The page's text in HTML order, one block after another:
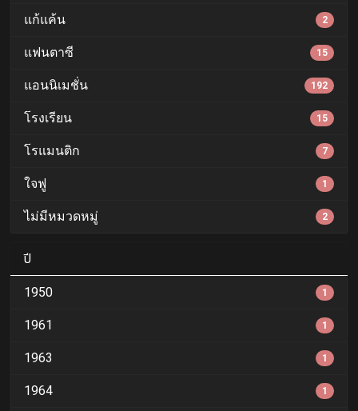
แก้แค้น 2
แฟนตาซี 15
แอนนิเมชั่น 192
โรงเรียน 15
โรแมนติก 7
ใจฟู 1
ไม่มีหมวดหมู่ 2
ปี
1950 1
1961 1
1963 1
1964 1